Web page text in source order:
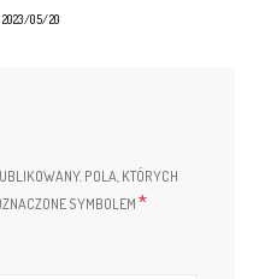
2023/05/20
POLA, KTÓRYCH
SYMBOLEM *